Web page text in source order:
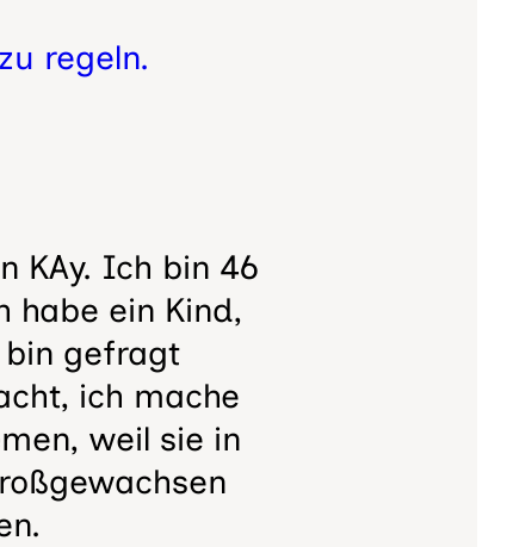
regeln.
KAy. Ich bin 46
habe ein Kind,
gefragt
ich mache
weil sie in